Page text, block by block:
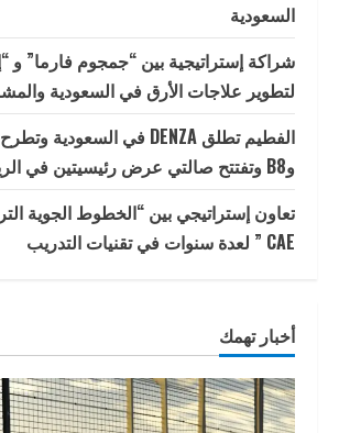
السعودية
شراكة إستراتيجية بين “جمجوم فارما” و
لتطوير علاجات الأرق في السعودية
وB8 وتفتتح صالتي عرض رئيسيتين في الرياض وجدة
تعاون إستراتيجي بين “الخطوط الجوية
CAE ” لعدة سنوات في تقنيات التدريب
أخبار تهمك